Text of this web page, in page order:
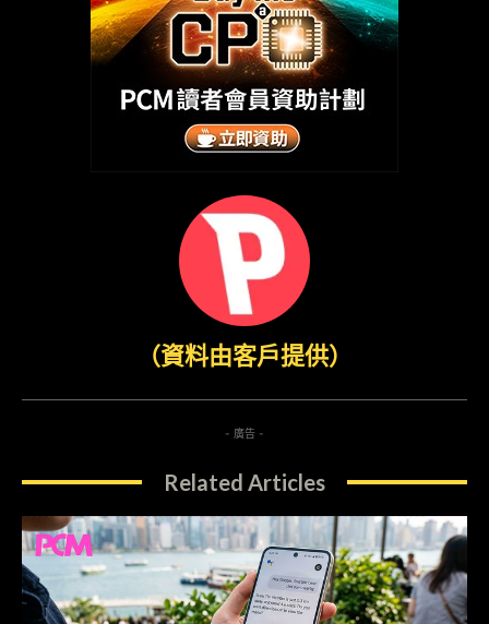
（資料由客戶提供）
- 廣告 -
Related Articles